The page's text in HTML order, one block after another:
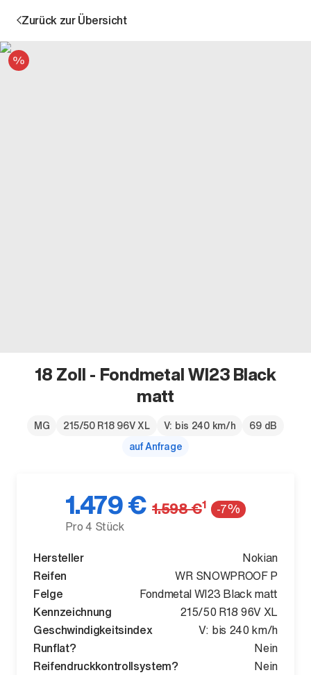
Der neue BMW X5.
Geschaffen, um vorauszugehen.
Zurück zur Übersicht
18 Zoll - Fondmetal WI23 Black
matt
MG 215/50 R18 96V XL V: bis 240 km/h
69 dB
auf Anfrage
1.479 €
Pro 4 Stück
1.598 €1 -7%
Hersteller
Nokian
Reifen
WR SNOWPROOF P
Felge
Fondmetal WI23 Black matt
Kennzeichnung
215/50 R18 96V XL
Geschwindigkeitsindex
V: bis 240 km/h
Runflat?
Nein
Reifendruckkontrollsystem?
Nein